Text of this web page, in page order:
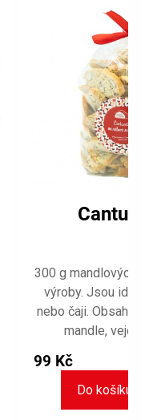
300 g mandlových
výroby. Jsou
nebo čaji.
mandle,
a kypřící
99 Kč